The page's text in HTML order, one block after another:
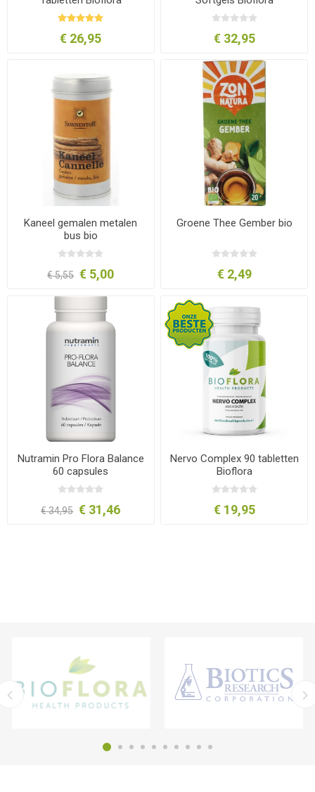
€ 26,95 € 32,95
Kaneel gemalen metalen
bus bio
€ 5,55 € 5,00
Groene Thee Gember bio
€ 2,49
Nutramin Pro Flora Balance
60 capsules
€ 34,95 € 31,46
Nervo Complex 90 tabletten
Bioflora
€ 19,95